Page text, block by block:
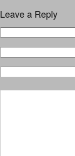
Leave a Reply